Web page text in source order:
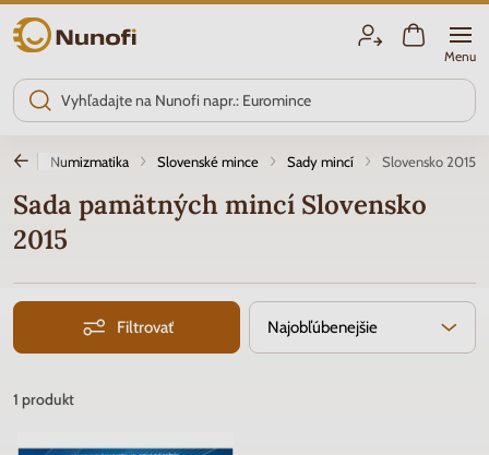
Nunofi.sk
Menu
Numizmatika Slovenské mince Sady mincí Slovensko 2015
Sada pamätných mincí Slovensko
2015
Filtrovať Najobľúbenejšie
1 produkt